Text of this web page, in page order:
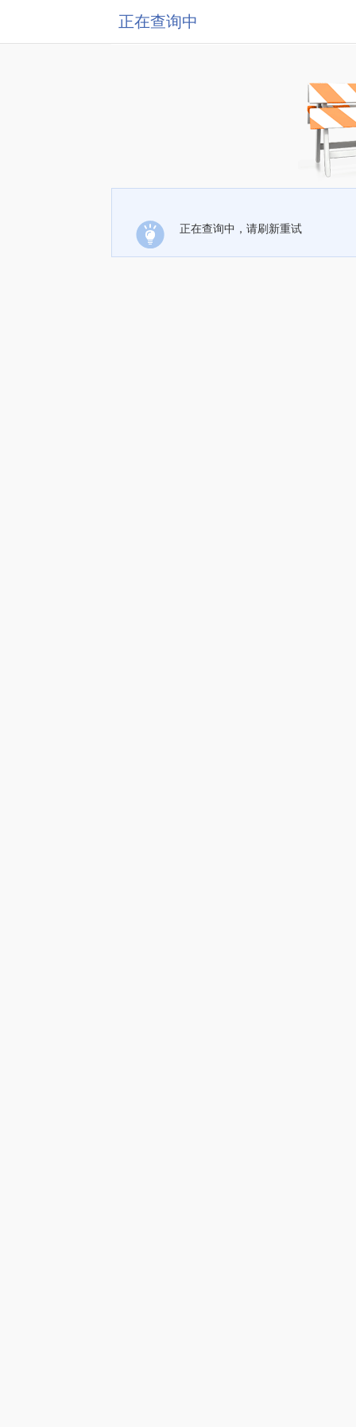
正在查询中
正在查询中，请刷新重试